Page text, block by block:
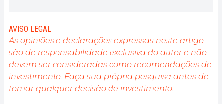
AVISO LEGAL
As opiniões e declarações expressas neste artigo
são de responsabilidade exclusiva do autor e não
devem ser consideradas como recomendações de
investimento. Faça sua própria pesquisa antes de
tomar qualquer decisão de investimento.